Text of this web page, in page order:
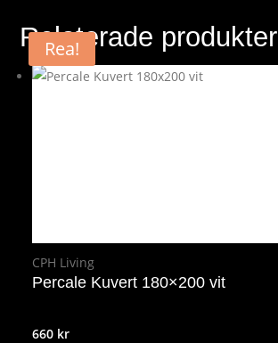
Relaterade produkter
CPH Living
Percale Kuvert 180×200 vit
660 kr
Rea!